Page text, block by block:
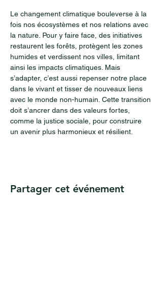
Le changement climatique bouleverse à la
fois nos écosystèmes et nos relations avec
la nature. Pour y faire face, des initiatives
restaurent les forêts, protègent les zones
humides et verdissent nos villes, limitant
ainsi les impacts climatiques. Mais
s’adapter, c’est aussi repenser notre place
dans le vivant et tisser de nouveaux liens
avec le monde non-humain. Cette transition
doit s’ancrer dans des valeurs fortes,
comme la justice sociale, pour construire
un avenir plus harmonieux et résilient.
Partager cet événement